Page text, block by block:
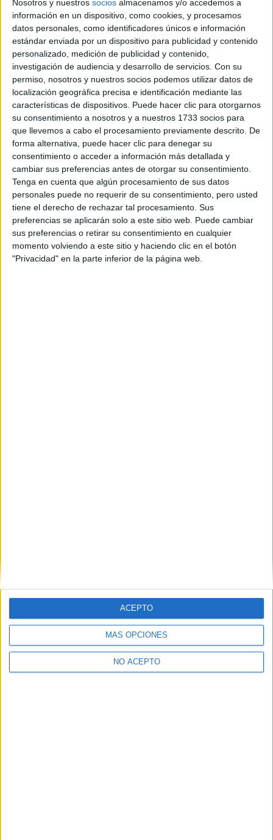
Nosotros y nuestros socios almacenamos y/o accedemos a
información en un dispositivo, como cookies, y procesamos
datos personales, como identificadores únicos e información
estándar enviada por un dispositivo para publicidad y contenido
personalizado, medición de publicidad y contenido,
investigación de audiencia y desarrollo de servicios. Con su
permiso, nosotros y nuestros socios podemos utilizar datos de
localización geográfica precisa e identificación mediante las
características de dispositivos. Puede hacer clic para otorgarnos
su consentimiento a nosotros y a nuestros 1733 socios para
que llevemos a cabo el procesamiento previamente descrito. De
forma alternativa, puede hacer clic para denegar su
consentimiento o acceder a información más detallada y
cambiar sus preferencias antes de otorgar su consentimiento.
Tenga en cuenta que algún procesamiento de sus datos
personales puede no requerir de su consentimiento, pero usted
tiene el derecho de rechazar tal procesamiento. Sus
preferencias se aplicarán solo a este sitio web. Puede cambiar
sus preferencias o retirar su consentimiento en cualquier
momento volviendo a este sitio y haciendo clic en el botón
"Privacidad" en la parte inferior de la página web.
MÁS OPCIONES
NO ACEPTO
ACEPTO
Sobre ti
Soy:*
Chico
Chica
¿En qué año terminas (o terminaste) bachillerato o FP?
Soy estudiante de:*
Términos y Condiciones de Uso
Aceptolos Términos y Condicionesde uso*
Y como regalo de agradecimiento, por registrarte te daremos
gratis una copia de nuestro ebook con 100 consejos para tu
primer año de universidad